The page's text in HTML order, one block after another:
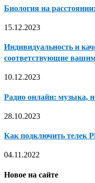
Биология на
15.12.2023
Индивидуальность и
соответствующие
10.12.2023
Радио онлайн: музыка,
28.10.2023
Как подключить телек
04.11.2022
Новое на сайте